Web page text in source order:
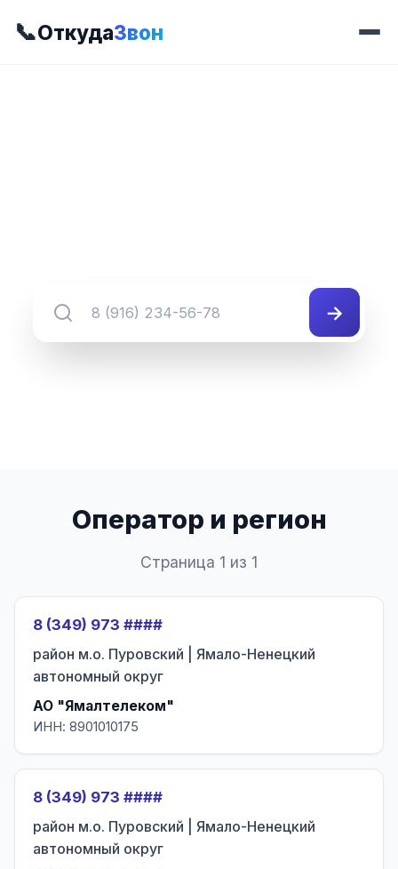
📞ОткудаЗвон
→
Оператор и регион
Страница 1 из 1
8 (349) 973 ####
район м.о. Пуровский | Ямало-Ненецкий
автономный округ
АО "Ямалтелеком"
ИНН: 8901010175
8 (349) 973 ####
район м.о. Пуровский | Ямало-Ненецкий
автономный округ